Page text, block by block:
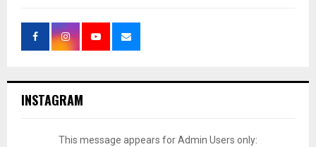
INSTAGRAM
This message appears for Admin Users only: